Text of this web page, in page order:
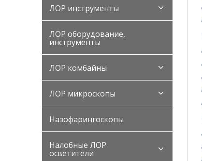
ЛОР инструменты
ЛОР оборудование,
инструменты
ЛОР комбайны
ЛОР микроскопы
Назофарингоскопы
Налобные ЛОР
осветители